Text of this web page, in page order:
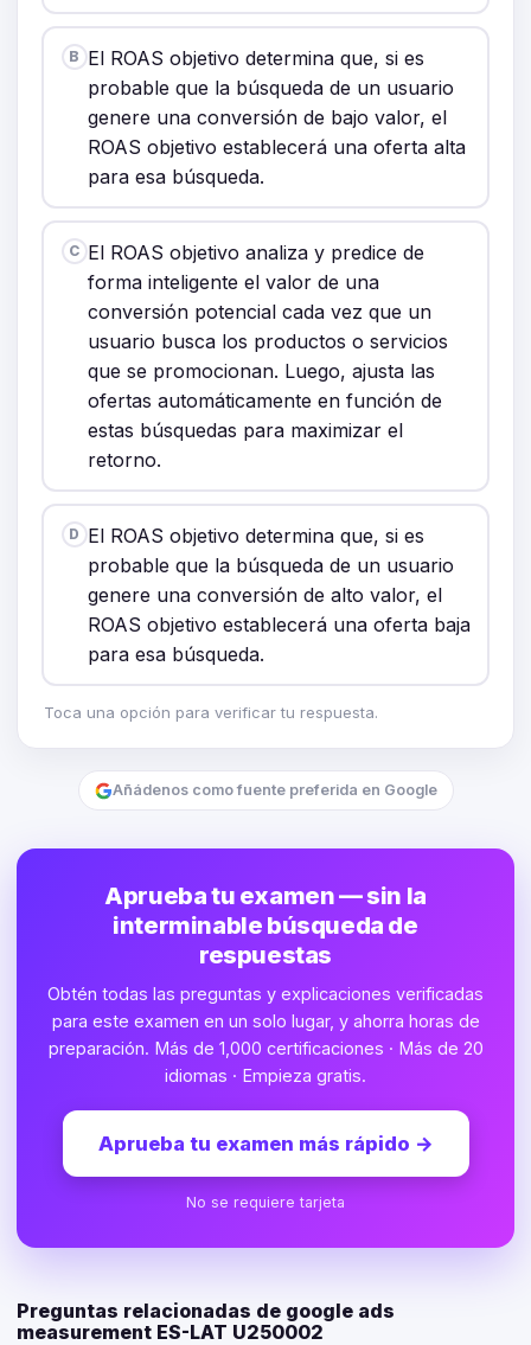
B El ROAS objetivo determina que, si es
probable que la búsqueda de un usuario
genere una conversión de bajo valor, el
ROAS objetivo establecerá una oferta alta
para esa búsqueda.
C El ROAS objetivo analiza y predice de
forma inteligente el valor de una
conversión potencial cada vez que un
usuario busca los productos o servicios
que se promocionan. Luego, ajusta las
ofertas automáticamente en función de
estas búsquedas para maximizar el
retorno.
D El ROAS objetivo determina que, si es
probable que la búsqueda de un usuario
genere una conversión de alto valor, el
ROAS objetivo establecerá una oferta baja
para esa búsqueda.
Toca una opción para verificar tu respuesta.
Añádenos como fuente preferida en Google
Aprueba tu examen — sin la
interminable búsqueda de
respuestas
Obtén todas las preguntas y explicaciones verificadas
para este examen en un solo lugar, y ahorra horas de
preparación. Más de 1,000 certificaciones · Más de 20
idiomas · Empieza gratis.
Aprueba tu examen más rápido →
No se requiere tarjeta
Preguntas relacionadas de google ads
measurement ES-LAT U250002